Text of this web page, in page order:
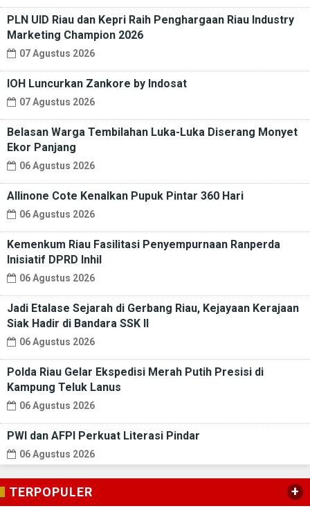
PLN UID Riau dan Kepri Raih Penghargaan Riau Industry
Marketing Champion 2026
07 Agustus 2026
IOH Luncurkan Zankore by Indosat
07 Agustus 2026
Belasan Warga Tembilahan Luka-Luka Diserang Monyet
Ekor Panjang
06 Agustus 2026
Allinone Cote Kenalkan Pupuk Pintar 360 Hari
06 Agustus 2026
Kemenkum Riau Fasilitasi Penyempurnaan Ranperda
Inisiatif DPRD Inhil
06 Agustus 2026
Jadi Etalase Sejarah di Gerbang Riau, Kejayaan Kerajaan
Siak Hadir di Bandara SSK II
06 Agustus 2026
Polda Riau Gelar Ekspedisi Merah Putih Presisi di
Kampung Teluk Lanus
06 Agustus 2026
PWI dan AFPI Perkuat Literasi Pindar
06 Agustus 2026
TERPOPULER +